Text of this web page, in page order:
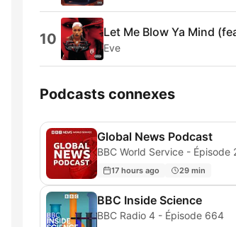
10 Let Me Blow Ya Mind
Eve
Podcasts connexes
Global News Podcast
BBC World Service - Épisode
17 hours ago 29 min
BBC Inside Science
BBC Radio 4 - Épisode 664